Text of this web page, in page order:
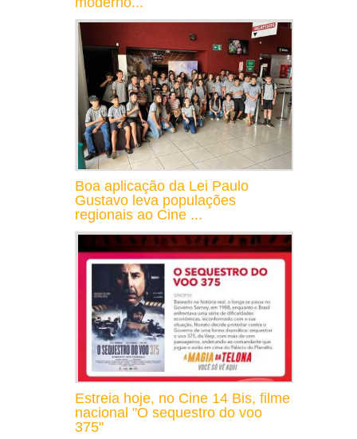
Boa aplicação da Lei Paulo
Gustavo leva populações
regionais ao Cine ...
Estreia hoje, no Cine 14 Bis, filme
nacional "O sequestro do voo
375"